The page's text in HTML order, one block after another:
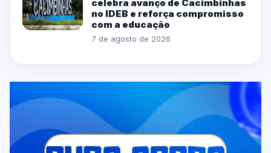
celebra avanço de Cacimbinhas
no IDEB e reforça compromisso
com a educação
7 de agosto de 2026